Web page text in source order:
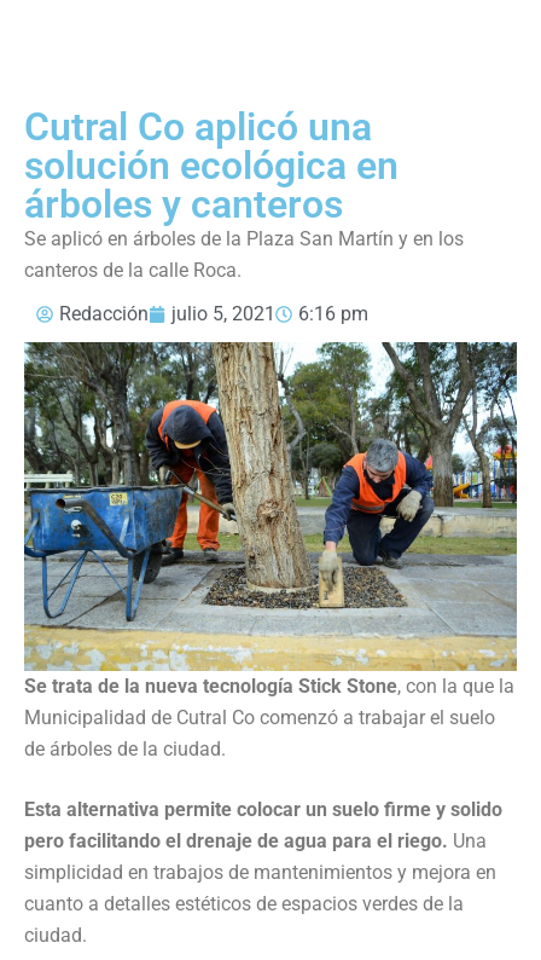
Cutral Co aplicó una
solución ecológica en
árboles y canteros
Se aplicó en árboles de la Plaza San Martín y en los
canteros de la calle Roca.
Redacción
julio 5, 2021 6:16 pm
Se trata de la nueva tecnología Stick Stone, con la que la
Municipalidad de Cutral Co comenzó a trabajar el suelo
de árboles de la ciudad.
Esta alternativa permite colocar un suelo firme y solido
pero facilitando el drenaje de agua para el riego. Una
simplicidad en trabajos de mantenimientos y mejora en
cuanto a detalles estéticos de espacios verdes de la
ciudad.